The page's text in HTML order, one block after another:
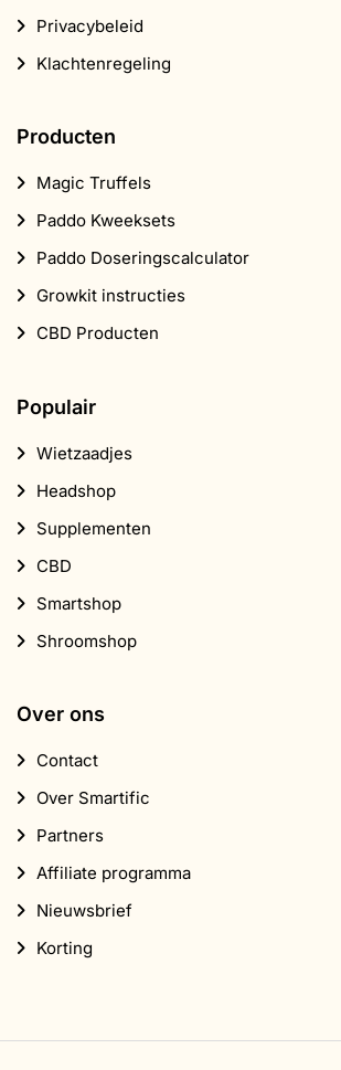
Privacybeleid
Klachtenregeling
Producten
Magic Truffels
Paddo Kweeksets
Paddo Doseringscalculator
Growkit instructies
CBD Producten
Populair
Wietzaadjes
Headshop
Supplementen
CBD
Smartshop
Shroomshop
Over ons
Contact
Over Smartific
Partners
Affiliate programma
Nieuwsbrief
Korting